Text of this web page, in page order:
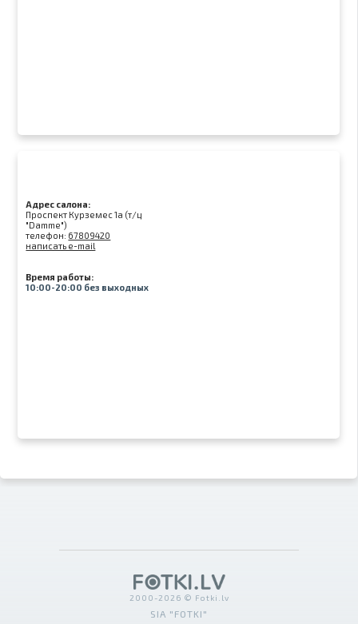
Адрес салона:
Проспект Курземес 1а (т/ц
"Damme")
телефон: 67809420
написать e-mail
Время работы:
10:00-20:00 без выходных
2000-2026 © Fotki.lv
SIA "FOTKI"